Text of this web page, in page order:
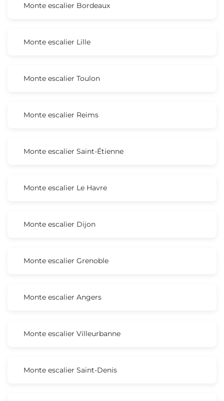
Monte escalier Bordeaux
Monte escalier Lille
Monte escalier Toulon
Monte escalier Reims
Monte escalier Saint-Étienne
Monte escalier Le Havre
Monte escalier Dijon
Monte escalier Grenoble
Monte escalier Angers
Monte escalier Villeurbanne
Monte escalier Saint-Denis